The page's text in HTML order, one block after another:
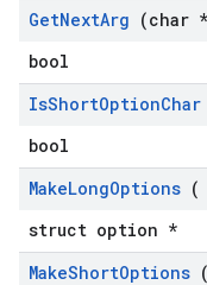
GetNextArg (char
bool
IsShortOptionChar
bool
MakeLongOptions (
struct option *
MakeShortOptions (